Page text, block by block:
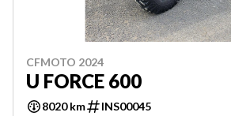
CFMOTO 2024
U FORCE 600
8020 km INS00045